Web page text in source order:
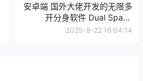
安卓端 国外大佬开发的无限多
开分身软件 Dual Space
v1.68.0.10 无限制版【软件个
2025-8-22 16:04:14